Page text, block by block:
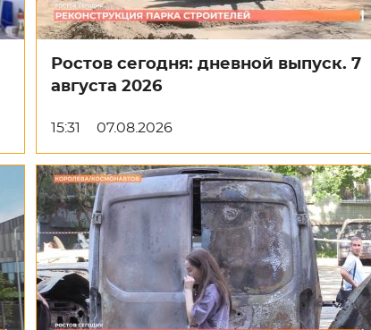
Ростов сегодня: дневной выпуск. 7
августа 2026
15:31 07.08.2026